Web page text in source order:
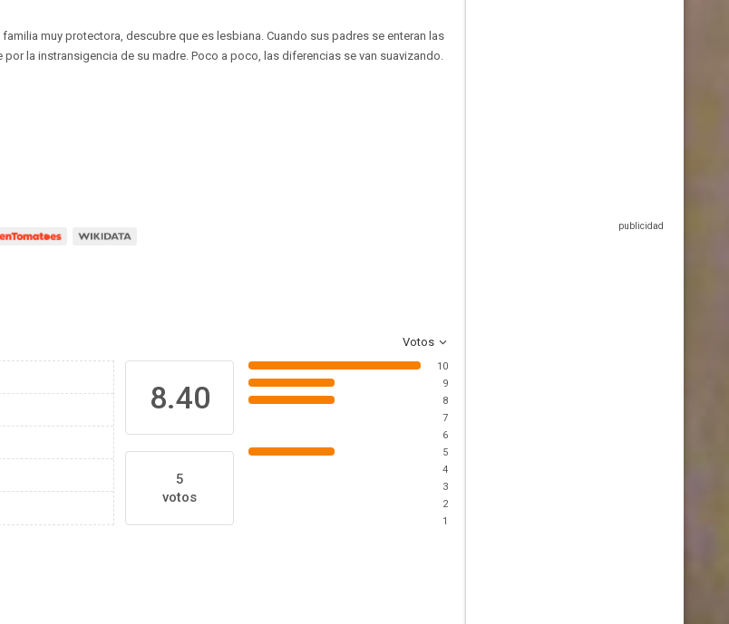
muy protectora, descubre que es lesbiana. Cuando sus padres se enteran las
la instransigencia de su madre. Poco a poco, las diferencias se van suavizando.
Votos
8.40
5
votos
10
9
8
7
6
5
4
3
2
1